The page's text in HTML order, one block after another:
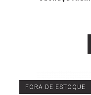
FORA DE ESTOQUE